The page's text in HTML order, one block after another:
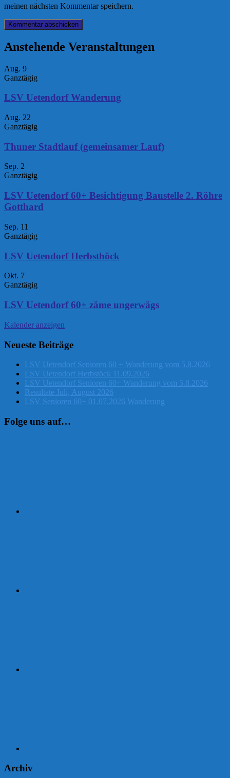
meinen nächsten Kommentar speichern.
Anstehende Veranstaltungen
Aug. 9
Ganztägig
LSV Uetendorf Wanderung
Aug. 22
Ganztägig
Thuner Stadtlauf (gemeinsamer Lauf)
Sep. 2
Ganztägig
LSV Uetendorf 60+ Besichtigung Baustelle 2. Röhre
Gotthard
Sep. 11
Ganztägig
LSV Uetendorf Herbsthöck
Okt. 7
Ganztägig
LSV Uetendorf 60+ zäme ungerwägs
Kalender anzeigen
Neueste Beiträge
LSV Uetendorf Senioren 60 + Wanderung vom 5.8.2026
LSV Uetendorf Herbstöck 11.09.2026
LSV Uetendorf Senioren 60+ Wanderung vom 5.8.2026
Resultate Juli, August 2026
LSV Senioren 60+ 01.07.2026 Wanderung
Folge uns auf…
Archiv